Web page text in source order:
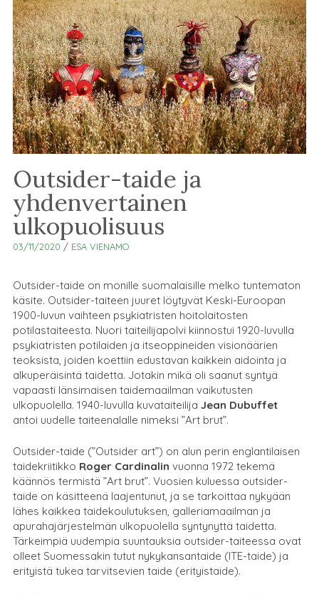
Outsider-taide ja
yhdenvertainen
ulkopuolisuus
03/11/2020 / ESA VIENAMO
Outsider-taide on monille suomalaisille melko tuntematon
käsite. Outsider-taiteen juuret löytyvät Keski-Euroopan
1900-luvun vaihteen psykiatristen hoitolaitosten
potilastaiteesta. Nuori taiteilijapolvi kiinnostui 1920-luvulla
psykiatristen potilaiden ja itseoppineiden visionäärien
teoksista, joiden koettiin edustavan kaikkein aidointa ja
alkuperäisintä taidetta. Jotakin mikä oli saanut syntyä
vapaasti länsimaisen taidemaailman vaikutusten
ulkopuolella. 1940-luvulla kuvataiteilija Jean Dubuffet
antoi uudelle taiteenalalle nimeksi ”Art brut”.
Outsider-taide (”Outsider art”) on alun perin englantilaisen
taidekriitikko Roger Cardinalin vuonna 1972 tekemä
käännös termistä ”Art brut”. Vuosien kuluessa outsider-
taide on käsitteenä laajentunut, ja se tarkoittaa nykyään
lähes kaikkea taidekoulutuksen, galleriamaailman ja
apurahajärjestelmän ulkopuolella syntynyttä taidetta.
Tärkeimpiä uudempia suuntauksia outsider-taiteessa ovat
olleet Suomessakin tutut nykykansantaide (ITE-taide) ja
erityistä tukea tarvitsevien taide (erityistaide).